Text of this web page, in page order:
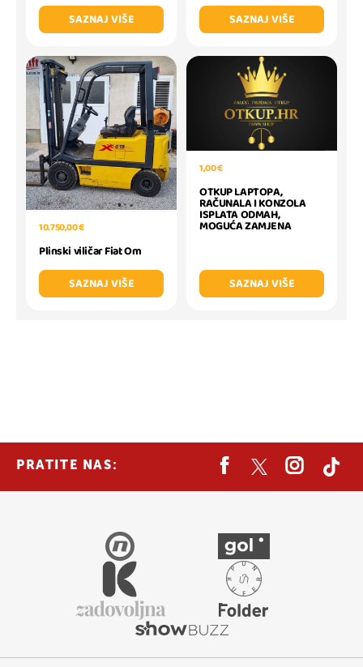
SAZNAJ VIŠE
SAZNAJ VIŠE
10.750,00 €
Plinski viličar Fiat Om
SAZNAJ VIŠE
1,00 €
OTKUP LAPTOPA,
RAČUNALA I KONZOLA
ISPLATA ODMAH,
MOGUĆA ZAMJENA
SAZNAJ VIŠE
PRATITE NAS: